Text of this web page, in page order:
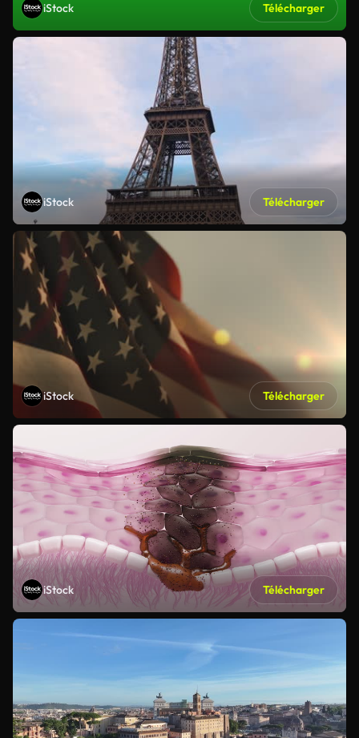
iStock Télécharger
iStock Télécharger
iStock Télécharger
iStock Télécharger